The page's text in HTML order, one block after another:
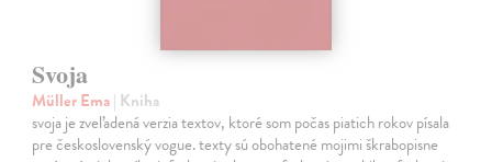
Svoja
Müller Ema| Kniha
svoja je zveľadená verzia textov, ktoré som počas piatich rokov písala
pre československý vogue. texty sú obohatené mojimi škrabopisne